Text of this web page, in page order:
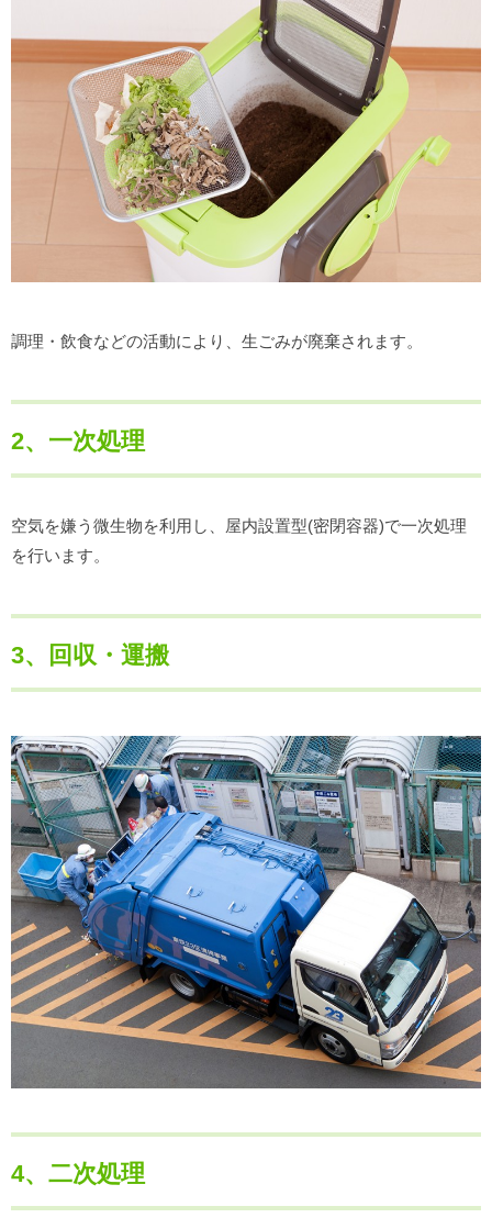
調理・飲食などの活動により、生ごみが廃棄されます。
2、一次処理
空気を嫌う微生物を利用し、屋内設置型(密閉容器)で一次処理
を行います。
3、回収・運搬
4、二次処理